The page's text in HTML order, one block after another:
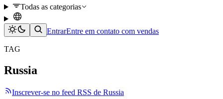
Todas as categorias
EntrarEntre em contato com vendas
TAG
Russia
Inscrever-se no feed RSS de Russia